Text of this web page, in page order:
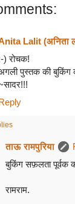
Lalit (अनिता
) रोचक!
पुस्तक की बुकिंग
Reply
ताऊ रामपुरिया
बुकिंग सफ़लता पूर्वक
रामराम.